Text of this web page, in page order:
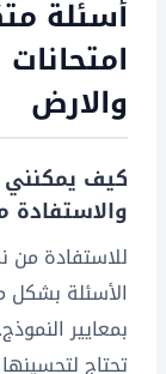
أسئلة
والارض
كيف يمكنني
والاستفادة
للاستفادة من
الأسئلة بشكل
بمعايير
تحتاج